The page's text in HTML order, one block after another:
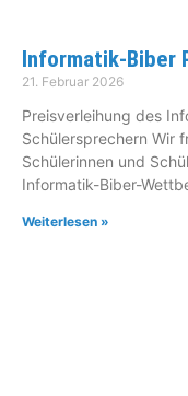
Informatik-Biber
21. Februar 2026
Preisverleihung des
Schülersprechern Wir
Schülerinnen und
Informatik-Biber-
Weiterlesen »